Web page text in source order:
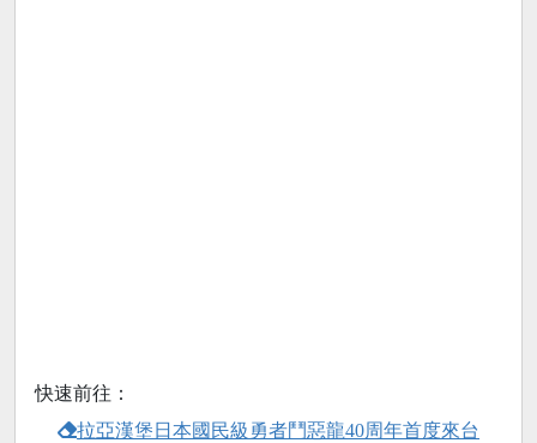
快速前往：
拉亞漢堡日本國民級勇者鬥惡龍40周年首度來台